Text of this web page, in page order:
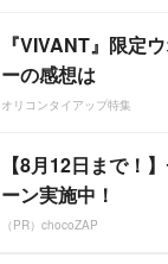
『VIVANT』限定
ーの感想は
オリコンタイアップ特集
【8月12日まで！
ーン実施中！
（PR）chocoZAP